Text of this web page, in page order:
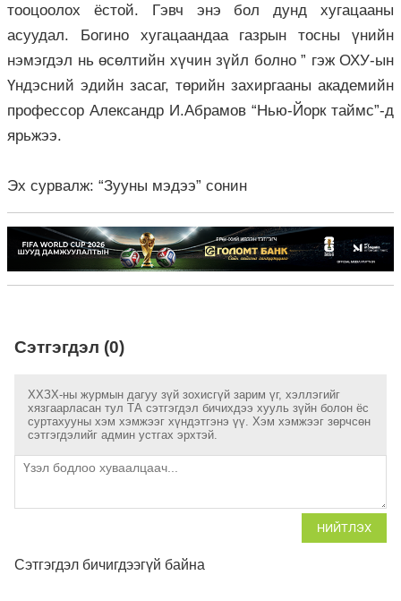
тоо­цоолох ёстой. Гэвч энэ бол дунд хугацааны
асуудал. Богино хугацаандаа газрын тосны үнийн
нэмэгдэл нь өсөлтийн хүчин зүйл болно ” гэж ОХУ-ын
Үндэсний эдийн засаг, төрийн захиргааны ака­демийн
профессор Александр И.Абрамов “Нью-Йорк таймс”-д
ярьжээ.
Эх сурвалж: “Зууны мэдээ” сонин
Сэтгэгдэл (0)
ХХЗХ-ны журмын дагуу зүй зохисгүй зарим үг, хэллэгийг
хязгаарласан тул ТА сэтгэгдэл бичихдээ хууль зүйн болон ёс
суртахууны хэм хэмжээг хүндэтгэнэ үү. Хэм хэмжээг зөрчсөн
сэтгэгдэлийг админ устгах эрхтэй.
НИЙТЛЭХ
Сэтгэгдэл бичигдээгүй байна